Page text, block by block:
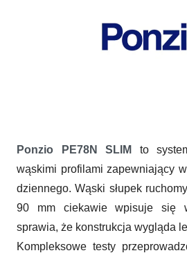
Ponzio PE78N SLIM to
wąskimi profilami zapewniający
dziennego. Wąski słupek
90 mm ciekawie wpisuje się
sprawia, że konstrukcja wygląda
Kompleksowe testy